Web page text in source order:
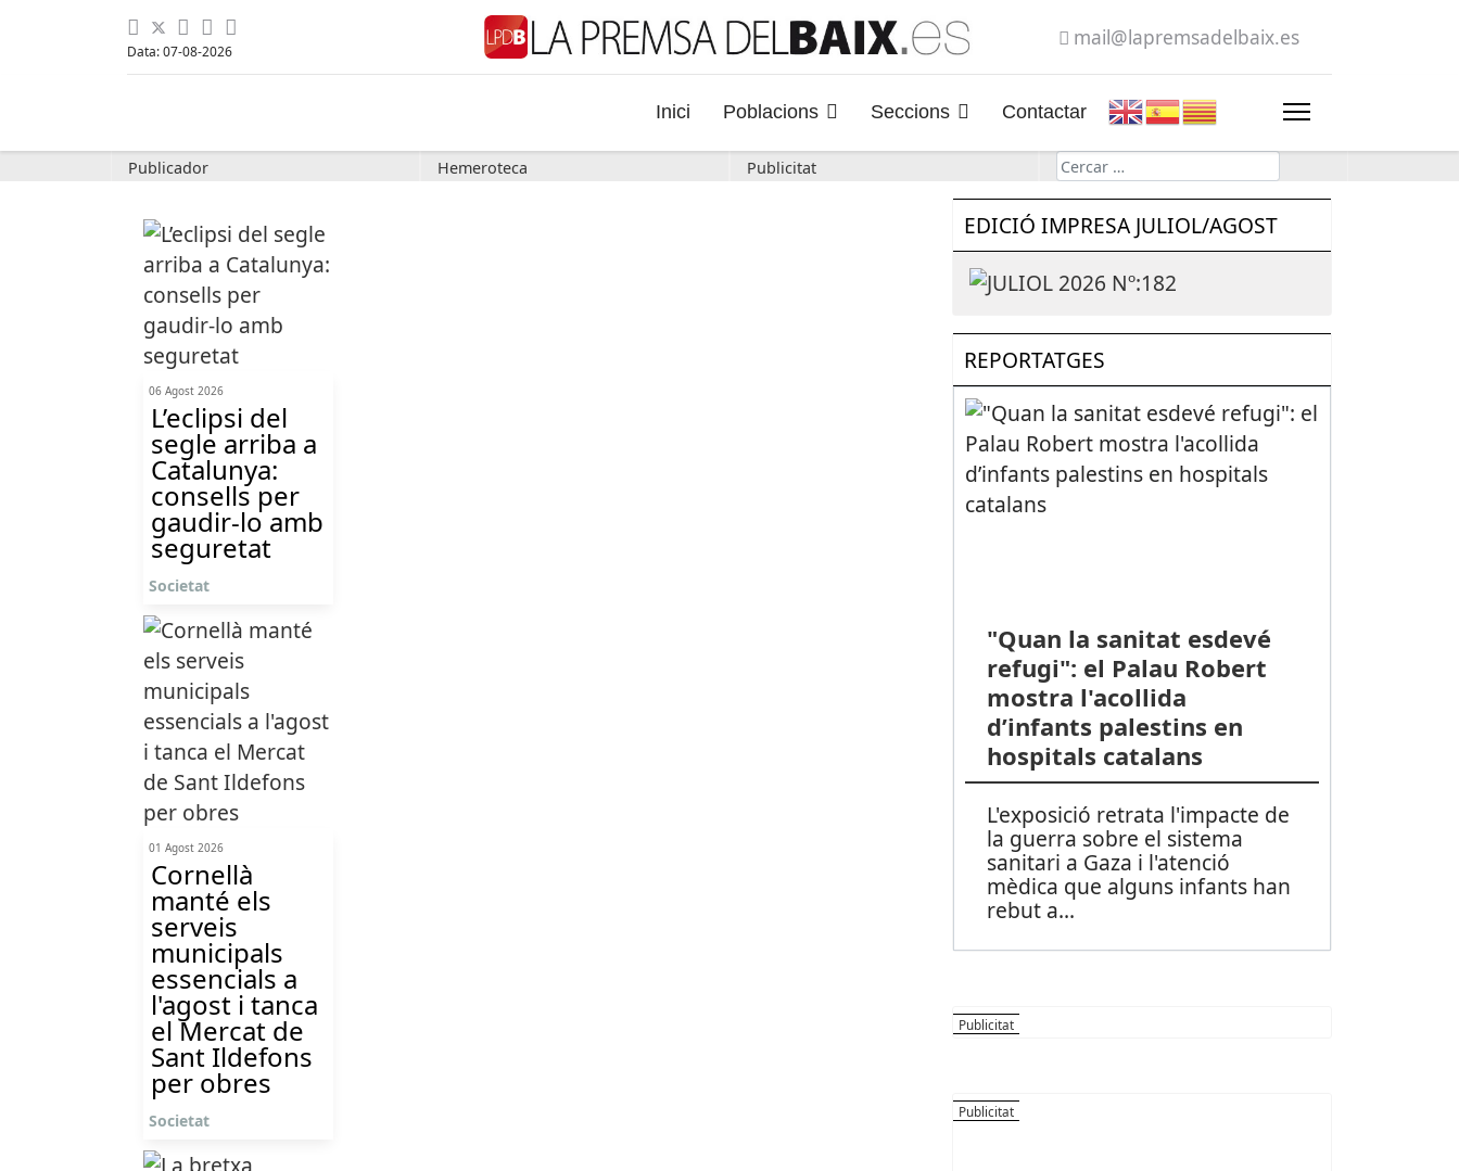
Data: 07-08-2026
mail@lapremsadelbaix.es
Inici Poblacions Seccions Contactar
Publicador Hemeroteca Publicitat Cerca
06 Agost 2026
L’eclipsi del
segle arriba a
Catalunya:
consells per
gaudir-lo amb
seguretat
Societat
01 Agost 2026
Cornellà
manté els
serveis
municipals
essencials a
l'agost i tanca
el Mercat de
Sant Ildefons
per obres
Societat
EDICIÓ IMPRESA JULIOL/AGOST
REPORTATGES
"Quan la sanitat esdevé
refugi": el Palau Robert
mostra l'acollida
d’infants palestins en
hospitals catalans
L'exposició retrata l'impacte de
la guerra sobre el sistema
sanitari a Gaza i l'atenció
mèdica que alguns infants han
rebut a...